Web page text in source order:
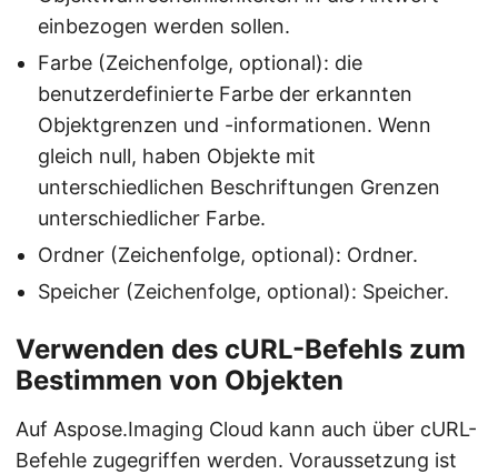
einbezogen werden sollen.
Farbe (Zeichenfolge, optional): die
benutzerdefinierte Farbe der erkannten
Objektgrenzen und -informationen. Wenn
gleich null, haben Objekte mit
unterschiedlichen Beschriftungen Grenzen
unterschiedlicher Farbe.
Ordner (Zeichenfolge, optional): Ordner.
Speicher (Zeichenfolge, optional): Speicher.
Verwenden des cURL-Befehls zum
Bestimmen von Objekten
Auf Aspose.Imaging Cloud kann auch über cURL-
Befehle zugegriffen werden. Voraussetzung ist